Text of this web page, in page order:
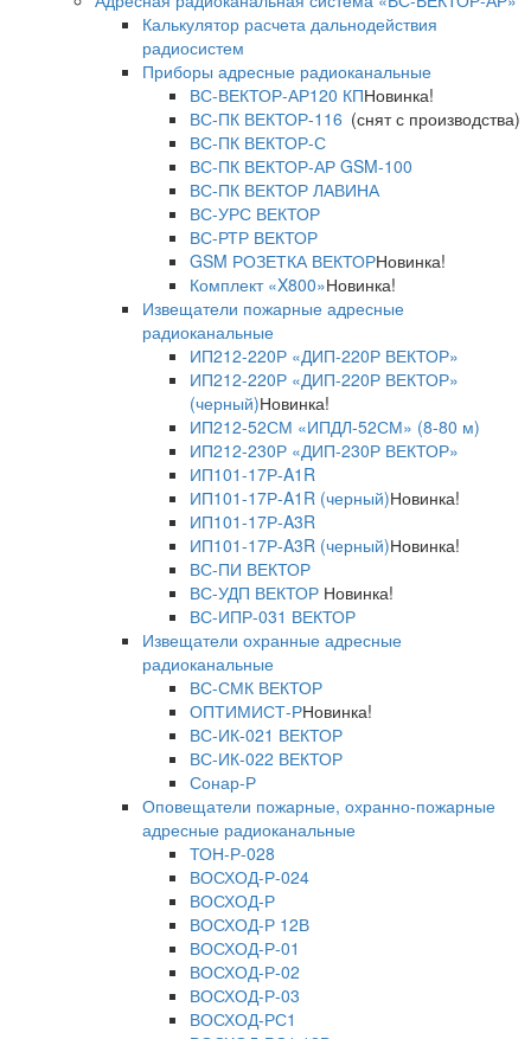
Калькулятор расчета дальнодействия
радиосистем
Приборы адресные радиоканальные
ВС-ВЕКТОР-АР120 КПНовинка!
ВС-ПК ВЕКТОР-116 (снят с производства)
ВС-ПК ВЕКТОР-С
ВС-ПК ВЕКТОР-АР GSM-100
ВС-ПК ВЕКТОР ЛАВИНА
ВС-УРС ВЕКТОР
ВС-РТР ВЕКТОР
GSM РОЗЕТКА ВЕКТОРНовинка!
Комплект «X800»Новинка!
Извещатели пожарные адресные
радиоканальные
ИП212-220Р «ДИП-220Р ВЕКТОР»
ИП212-220Р «ДИП-220Р ВЕКТОР»
(черный)Новинка!
ИП212-52СМ «ИПДЛ-52СМ» (8-80 м)
ИП212-230Р «ДИП-230Р ВЕКТОР»
ИП101-17Р-A1R
ИП101-17Р-A1R (черный)Новинка!
ИП101-17Р-A3R
ИП101-17Р-A3R (черный)Новинка!
ВС-ПИ ВЕКТОР
ВС-УДП ВЕКТОР Новинка!
ВС-ИПР-031 ВЕКТОР
Извещатели охранные адресные
радиоканальные
ВС-СМК ВЕКТОР
ОПТИМИСТ-РНовинка!
ВС-ИК-021 ВЕКТОР
ВС-ИК-022 ВЕКТОР
Сонар-Р
Оповещатели пожарные, охранно-пожарные
адресные радиоканальные
ТОН-Р-028
ВОСХОД-Р-024
ВОСХОД-Р
ВОСХОД-Р 12В
ВОСХОД-Р-01
ВОСХОД-Р-02
ВОСХОД-Р-03
ВОСХОД-РС1